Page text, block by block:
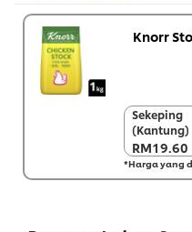
Knorr
Sekeping
(Kantung)
RM19.60
Sekeping
(Kantung)
RM19.60
Sekarton
*Harga yang